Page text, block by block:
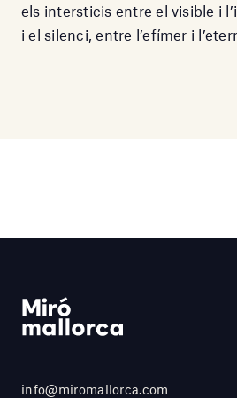
els intersticis entre el visible i
i el silenci, entre l’efímer i
info@miromallorca.com